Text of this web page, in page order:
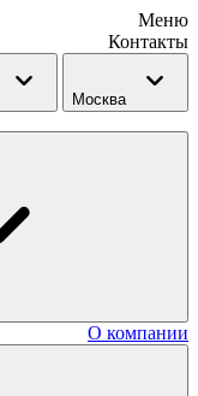
Меню
Контакты
Москва
О компании